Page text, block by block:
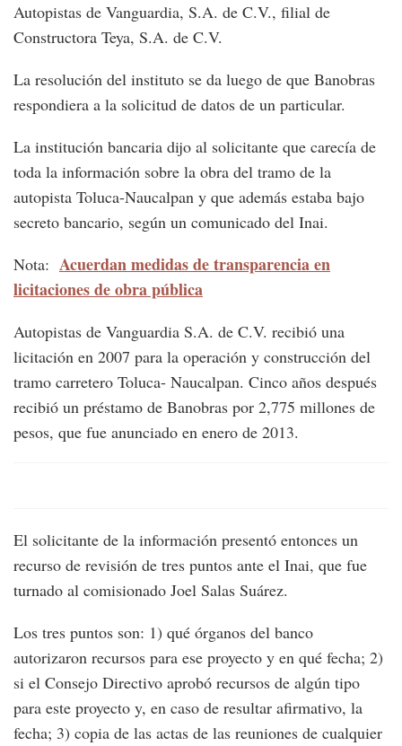
Autopistas de Vanguardia, S.A. de C.V., filial de
Constructora Teya, S.A. de C.V.
La resolución del instituto se da luego de que Banobras
respondiera a la solicitud de datos de un particular.
La institución bancaria dijo al solicitante que carecía de
toda la información sobre la obra del tramo de la
autopista Toluca-Naucalpan y que además estaba bajo
secreto bancario, según un comunicado del Inai.
Nota: Acuerdan medidas de transparencia en
licitaciones de obra pública
Autopistas de Vanguardia S.A. de C.V. recibió una
licitación en 2007 para la operación y construcción del
tramo carretero Toluca- Naucalpan. Cinco años después
recibió un préstamo de Banobras por 2,775 millones de
pesos, que fue anunciado en enero de 2013.
El solicitante de la información presentó entonces un
recurso de revisión de tres puntos ante el Inai, que fue
turnado al comisionado Joel Salas Suárez.
Los tres puntos son: 1) qué órganos del banco
autorizaron recursos para ese proyecto y en qué fecha; 2)
si el Consejo Directivo aprobó recursos de algún tipo
para este proyecto y, en caso de resultar afirmativo, la
fecha; 3) copia de las actas de las reuniones de cualquier